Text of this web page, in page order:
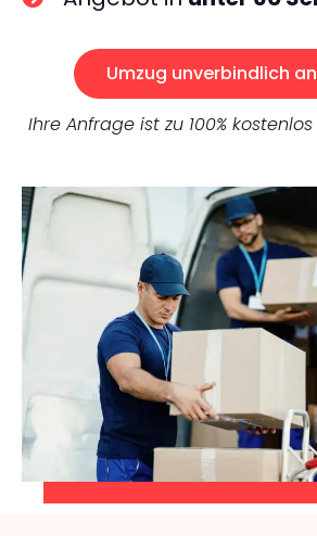
Umzug unverbindlich
Ihre Anfrage ist zu 100%